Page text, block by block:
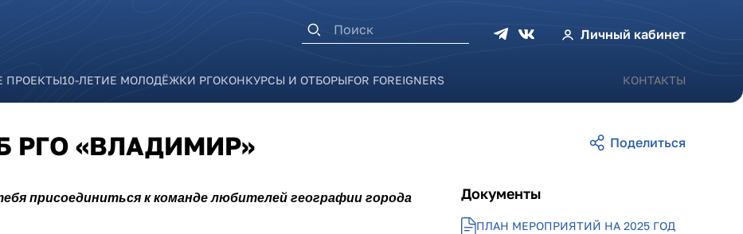
Личный кабинет
Форма поиска
ПРОЕКТЫ10-ЛЕТИЕ МОЛОДЁЖКИ РГОКОНКУРСЫ И ОТБОРЫFOR FOREIGNERS КОНТАКТЫ
Документы
ПЛАН МЕРОПРИЯТИЙ НА 2025 ГОД
«ВЛАДИМИР»
присоединиться к команде любителей географии города